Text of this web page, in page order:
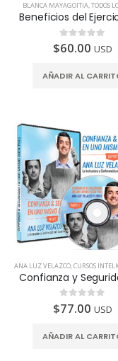
BLANCA MAYAGOITIA,TODOS
0de 5
$60.00 USD
AÑADIR AL
ANA LUZ VELAZCO,CURSOS
0de 5
$77.00 USD
AÑADIR AL